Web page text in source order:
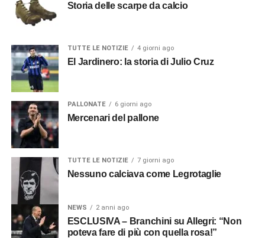
Storia delle scarpe da calcio
TUTTE LE NOTIZIE 4 giorni ago
El Jardinero: la storia di Julio Cruz
PALLONATE 6 giorni ago
Mercenari del pallone
TUTTE LE NOTIZIE 7 giorni ago
Nessuno calciava come Legrotaglie
NEWS 2 anni ago
ESCLUSIVA – Branchini su Allegri: “Non
poteva fare di più con quella rosa!”